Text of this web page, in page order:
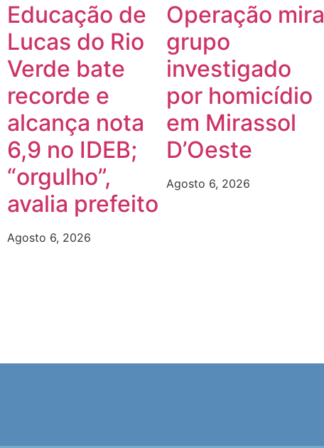
Educação de
Lucas do Rio
Verde bate
recorde e
alcança nota
6,9 no IDEB;
“orgulho”,
avalia prefeito
Agosto 6, 2026
Operação mira
grupo
investigado
por homicídio
em Mirassol
D’Oeste
Agosto 6, 2026